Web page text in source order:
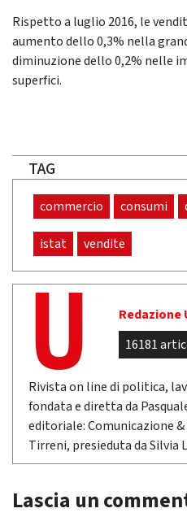
Rispetto a luglio 2016, le
aumento dello 0,3% nella
diminuzione dello 0,2% nelle
superfici.
TAG
commercio consumi
istat vendite
16181
Rivista on line di politica,
fondata e diretta da
editoriale: Comunicazione
Tirreni, presieduta da Silvia
Lascia un